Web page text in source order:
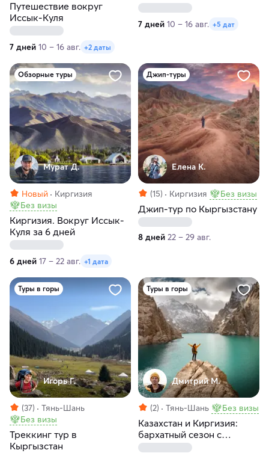
Путешествие вокруг
Иссык-Куля
7 дней 10 – 16 авг. +2 даты
Затерянный мир
Киргизии»
7 дней 10 – 16 авг. +5 дат
Обзорные туры
Мурат Д.
Новый
Киргизия
Без визы
Киргизия. Вокруг Иссык-
Куля за 6 дней
6 дней 17 – 22 авг. +1 дата
Джип-туры
Елена К.
(15) Киргизия Без визы
Джип-тур по Кыргызстану
8 дней 22 – 29 авг.
Туры в горы
Игорь Г.
(37)
Тянь-Шань
Без визы
Треккинг тур в
Кыргызстан
Туры в горы
Дмитрий М.
(2) Тянь-Шань Без визы
Казахстан и Киргизия:
бархатный сезон с
фотографом